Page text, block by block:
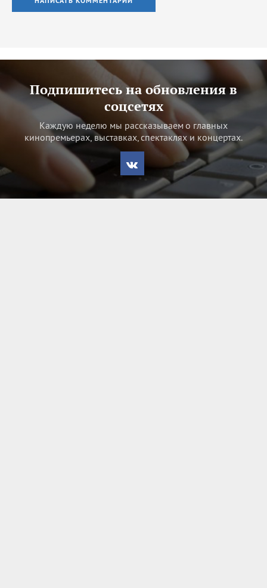
Подпишитесь на обновления в
соцсетях
Каждую неделю мы рассказываем о главных
кинопремьерах, выставках, спектаклях и концертах.